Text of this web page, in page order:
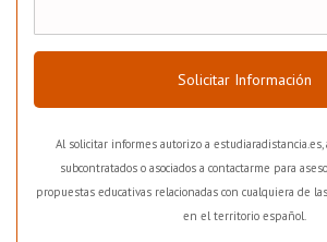
Solicitar Información
Al solicitar informes autorizo a
subcontratados o asociados a contactarme para
propuestas educativas relacionadas con cualquiera de
en el territorio español.